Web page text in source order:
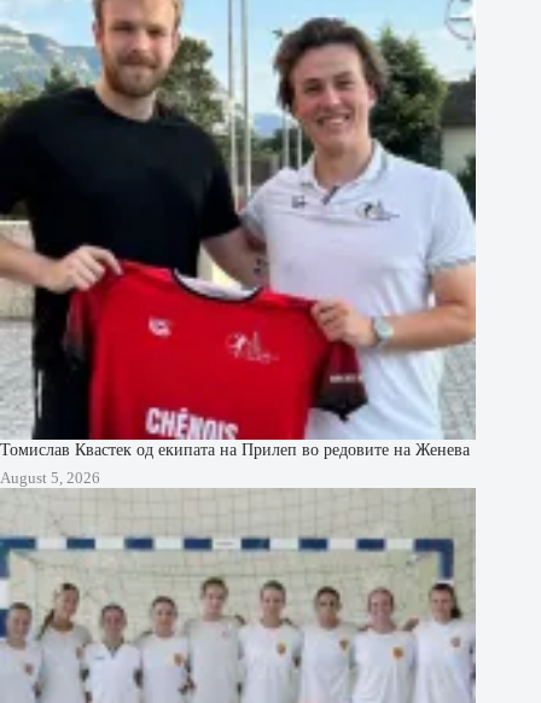
Томислав Квастек од екипата на Прилеп во редовите на Женева
August 5, 2026